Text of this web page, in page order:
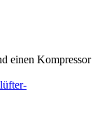
einen Kompressor